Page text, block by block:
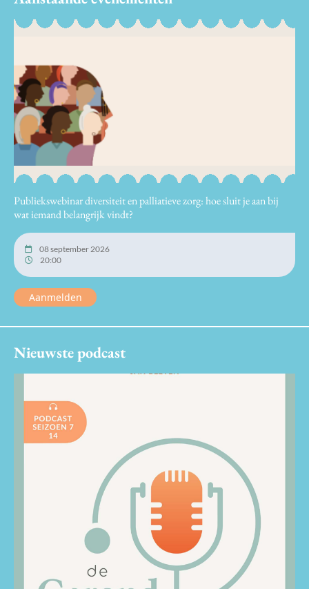
Publiekswebinar diversiteit en palliatieve zorg: hoe sluit je aan bij
wat iemand belangrijk vindt?
08 september 2026
20:00
Aanmelden
Nieuwste podcast